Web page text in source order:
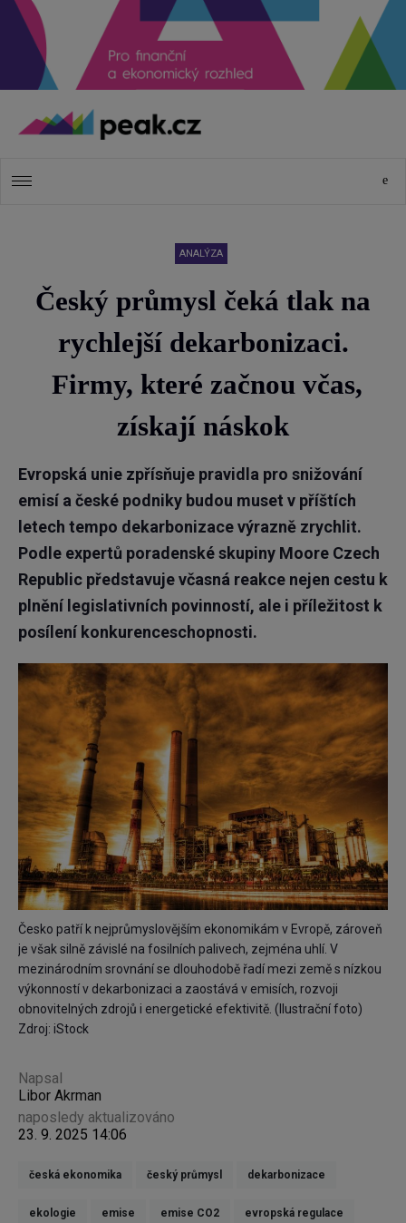
ANALÝZA
Český průmysl čeká tlak na
rychlejší dekarbonizaci.
Firmy, které začnou včas,
získají náskok
Evropská unie zpřísňuje pravidla pro snižování
emisí a české podniky budou muset v příštích
letech tempo dekarbonizace výrazně zrychlit.
Podle expertů poradenské skupiny Moore Czech
Republic představuje včasná reakce nejen cestu k
plnění legislativních povinností, ale i příležitost k
posílení konkurenceschopnosti.
Česko patří k nejprůmyslovějším ekonomikám v Evropě, zároveň
je však silně závislé na fosilních palivech, zejména uhlí. V
mezinárodním srovnání se dlouhodobě řadí mezi země s nízkou
výkonností v dekarbonizaci a zaostává v emisích, rozvoji
obnovitelných zdrojů i energetické efektivitě. (Ilustrační foto)
Zdroj: iStock
Napsal
Libor Akrman
naposledy aktualizováno
23. 9. 2025 14:06
česká ekonomika český průmysl dekarbonizace
ekologie emise emise CO2 evropská regulace